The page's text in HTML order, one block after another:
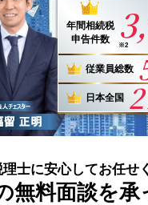
年間相続税
申告件数
※2
従業員総数
日本全国
士に安心してお任せ
無料面談を承